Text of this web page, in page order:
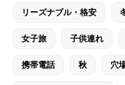
リーズナブル・格安
女子旅 子供連れ
携帯電話 秋 穴